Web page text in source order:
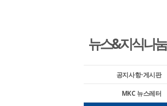
뉴스&지식나눔
공지사항·게시판
MKC 뉴스레터